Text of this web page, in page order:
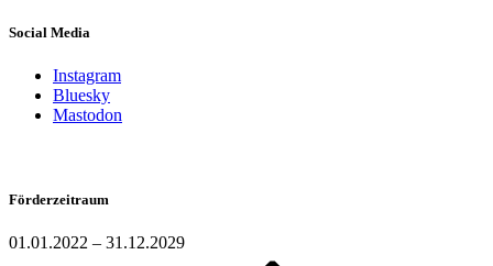
Social Media
Instagram
Bluesky
Mastodon
Förderzeitraum
01.01.2022 – 31.12.2029